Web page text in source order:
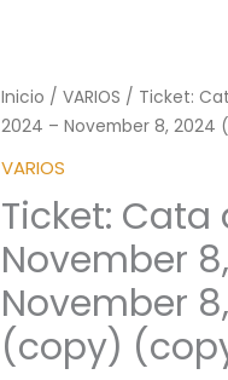
Inicio / VARIOS / Ticket:
2024 – November 8,
VARIOS
Ticket: Cata
November
November
(copy)